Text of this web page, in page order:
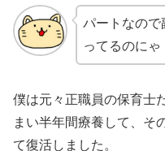
パートなので
ってるのにゃ
僕は元々正職員の保育士
まい半年間療養して、そ
て復活しました。